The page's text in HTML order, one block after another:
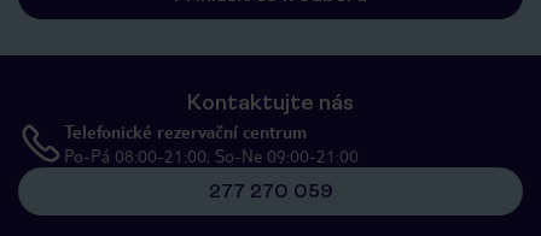
Kontaktujte nás
Telefonické rezervační centrum
Po-Pá 08:00-21:00, So-Ne 09:00-21:00
277 270 059